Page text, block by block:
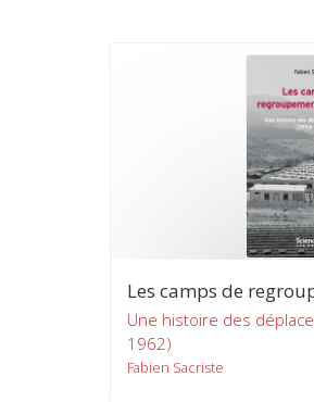
Les camps de
Une histoire des
1962)
Fabien Sacriste